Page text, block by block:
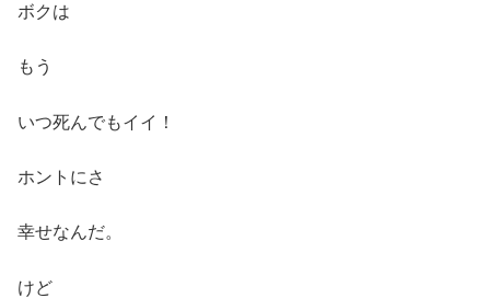
ボクは
もう
いつ死んでもイイ！
ホントにさ
幸せなんだ。
けど